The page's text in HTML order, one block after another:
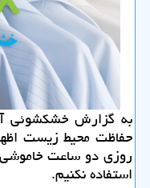
به گزارش خشکشوئی
حفاظت محیط زیست
روزی دو ساعت
استفاده نکنیم.